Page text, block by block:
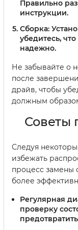
Правильно
инструкции.
Сборка:
убедитесь,
надежно.
Не забывайте о
после
драйв, чтобы
должным
Советы
Следуя
избежать
процесс замены
более
Регулярная
проверку